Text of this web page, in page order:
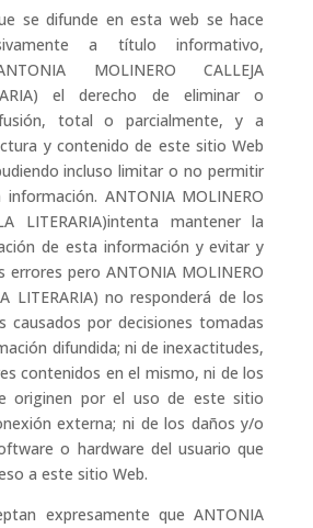
se difunde en esta web se hace
a título informativo,
MOLINERO CALLEJA
el derecho de eliminar o
total o parcialmente, y a
y contenido de este sitio Web
incluso limitar o no permitir
ANTONIA MOLINERO
LITERARIA)intenta mantener la
de esta información y evitar y
errores pero ANTONIA MOLINERO
LITERARIA) no responderá de los
causados por decisiones tomadas
difundida; ni de inexactitudes,
contenidos en el mismo, ni de los
originen por el uso de este sitio
externa; ni de los daños y/o
o hardware del usuario que
a este sitio Web.
expresamente que ANTONIA